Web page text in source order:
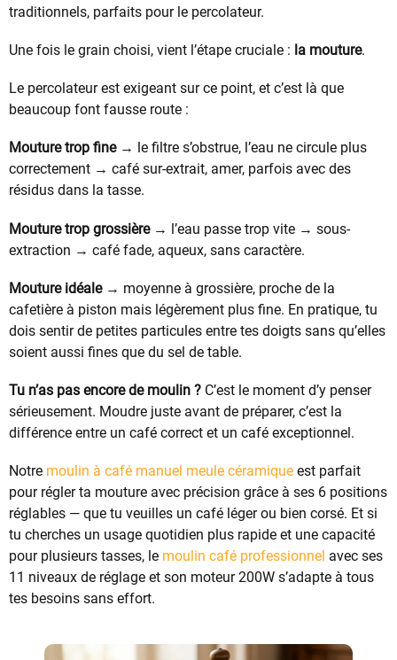
traditionnels, parfaits pour le percolateur.
Une fois le grain choisi, vient l’étape cruciale : la mouture.
Le percolateur est exigeant sur ce point, et c’est là que
beaucoup font fausse route :
Mouture trop fine→ le filtre s’obstrue, l’eau ne circule plus
correctement → café sur-extrait, amer, parfois avec des
résidus dans la tasse.
Mouture trop grossière→ l’eau passe trop vite → sous-
extraction → café fade, aqueux, sans caractère.
Mouture idéale→ moyenne à grossière, proche de la
cafetière à piston mais légèrement plus fine. En pratique, tu
dois sentir de petites particules entre tes doigts sans qu’elles
soient aussi fines que du sel de table.
Tu n’as pas encore de moulin ? C’est le moment d’y penser
sérieusement. Moudre juste avant de préparer, c’est la
différence entre un café correct et un café exceptionnel.
Notre moulin à café manuel meule céramique est parfait
pour régler ta mouture avec précision grâce à ses 6 positions
réglables — que tu veuilles un café léger ou bien corsé. Et si
tu cherches un usage quotidien plus rapide et une capacité
pour plusieurs tasses, le moulin café professionnel avec ses
11 niveaux de réglage et son moteur 200W s’adapte à tous
tes besoins sans effort.